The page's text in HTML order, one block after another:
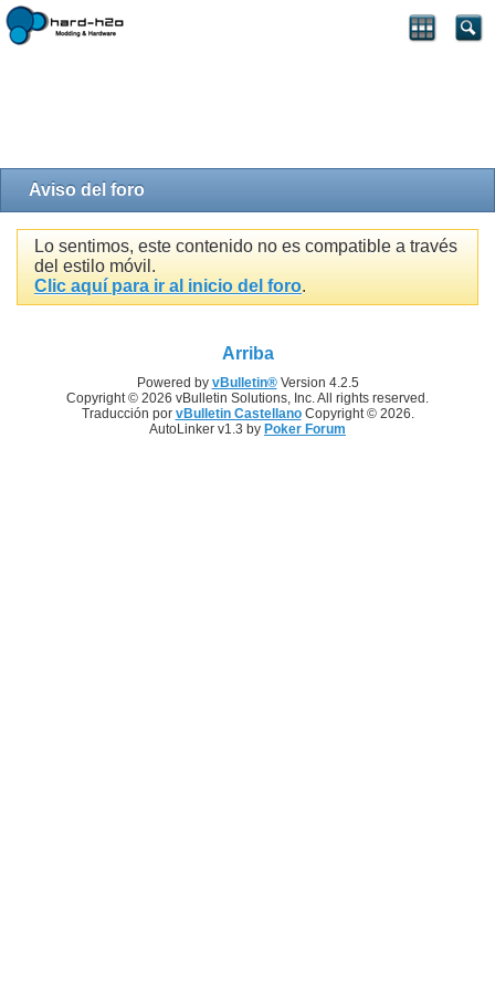
Aviso del foro
Lo sentimos, este contenido no es compatible a través
del estilo móvil.
Clic aquí para ir al inicio del foro.
Arriba
Powered by vBulletin®Version 4.2.5
Copyright © 2026 vBulletin Solutions, Inc. All rights reserved.
Traducción por vBulletin CastellanoCopyright © 2026.
AutoLinker v1.3 by Poker Forum